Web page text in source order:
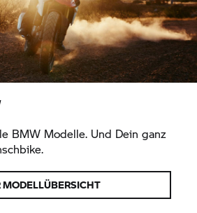
BMW Modelle. Und Dein ganz
MODELLÜBERSICHT